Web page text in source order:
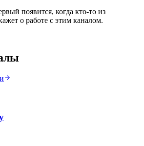
появится, когда кто-то из
о работе с этим каналом.